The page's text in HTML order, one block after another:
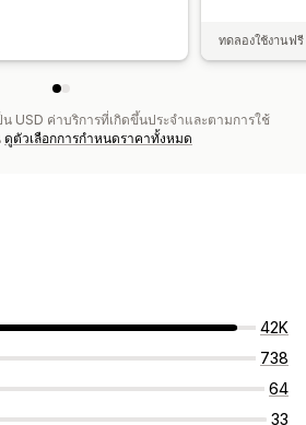
ทดลองใช้งานฟ
น USD ค่าบริการที่เกิดขึ้นประจำและตามการใช้
ดูตัวเลือกการกำหนดราคาทั้งหมด
42K
738
64
33